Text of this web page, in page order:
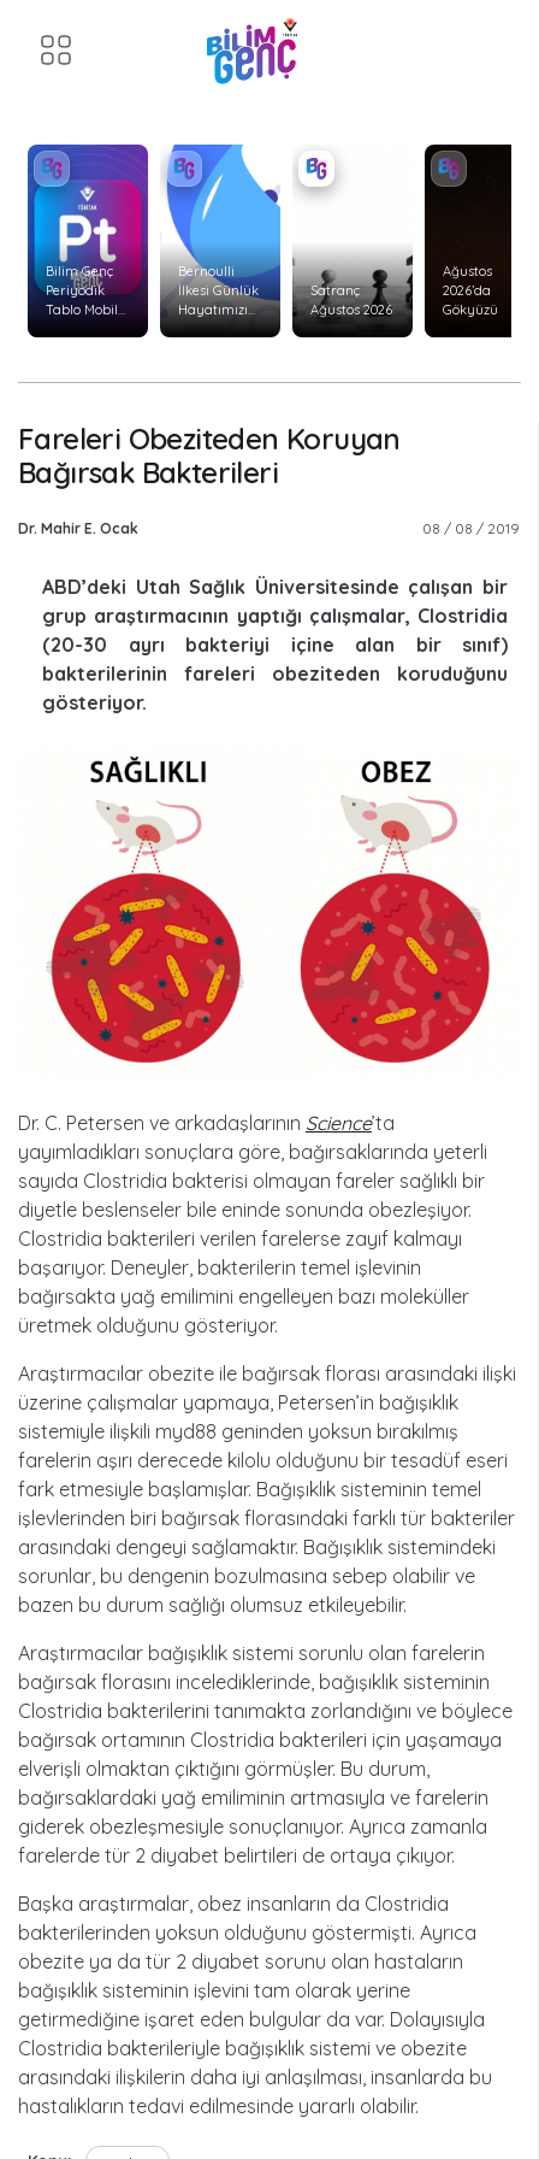
Bilim Genç
Periyodik
Tablo Mobil
Bernoulli
İlkesi Günlük
Hayatımızı
Nasıl Etkiler?
Satranç
Ağustos 2026
Ağustos
2026’da
Gökyüzü
Fareleri Obeziteden Koruyan
Bağırsak Bakterileri
Dr. Mahir E. Ocak 08 / 08 / 2019
ABD’deki Utah Sağlık Üniversitesinde çalışan bir
grup araştırmacının yaptığı çalışmalar, Clostridia
(20-30 ayrı bakteriyi içine alan bir sınıf)
bakterilerinin fareleri obeziteden koruduğunu
gösteriyor.
Dr. C. Petersen ve arkadaşlarının Science’ta
yayımladıkları sonuçlara göre, bağırsaklarında yeterli
sayıda Clostridia bakterisi olmayan fareler sağlıklı bir
diyetle beslenseler bile eninde sonunda obezleşiyor.
Clostridia bakterileri verilen farelerse zayıf kalmayı
başarıyor. Deneyler, bakterilerin temel işlevinin
bağırsakta yağ emilimini engelleyen bazı moleküller
üretmek olduğunu gösteriyor.
Araştırmacılar obezite ile bağırsak florası arasındaki ilişki
üzerine çalışmalar yapmaya, Petersen’in bağışıklık
sistemiyle ilişkili myd88 geninden yoksun bırakılmış
farelerin aşırı derecede kilolu olduğunu bir tesadüf eseri
fark etmesiyle başlamışlar. Bağışıklık sisteminin temel
işlevlerinden biri bağırsak florasındaki farklı tür bakteriler
arasındaki dengeyi sağlamaktır. Bağışıklık sistemindeki
sorunlar, bu dengenin bozulmasına sebep olabilir ve
bazen bu durum sağlığı olumsuz etkileyebilir.
Araştırmacılar bağışıklık sistemi sorunlu olan farelerin
bağırsak florasını incelediklerinde, bağışıklık sisteminin
Clostridia bakterilerini tanımakta zorlandığını ve böylece
bağırsak ortamının Clostridia bakterileri için yaşamaya
elverişli olmaktan çıktığını görmüşler. Bu durum,
bağırsaklardaki yağ emiliminin artmasıyla ve farelerin
giderek obezleşmesiyle sonuçlanıyor. Ayrıca zamanla
farelerde tür 2 diyabet belirtileri de ortaya çıkıyor.
Başka araştırmalar, obez insanların da Clostridia
bakterilerinden yoksun olduğunu göstermişti. Ayrıca
obezite ya da tür 2 diyabet sorunu olan hastaların
bağışıklık sisteminin işlevini tam olarak yerine
getirmediğine işaret eden bulgular da var. Dolayısıyla
Clostridia bakterileriyle bağışıklık sistemi ve obezite
arasındaki ilişkilerin daha iyi anlaşılması, insanlarda bu
hastalıkların tedavi edilmesinde yararlı olabilir.